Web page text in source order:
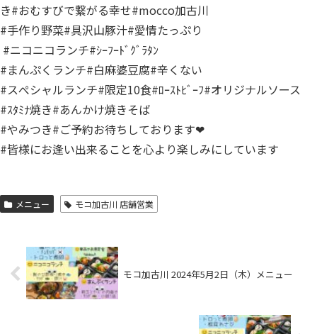
き#おむすびで繋がる幸せ#mocco加古川
#手作り野菜#具沢山豚汁#愛情たっぷり
⁡ #ニコニコランチ⁡⁡⁡#ｼｰﾌｰﾄﾞｸﾞﾗﾀﾝ
#まんぷくランチ#白麻婆豆腐#辛くない
#スぺシャルランチ#限定10食#ﾛｰｽﾄﾋﾞｰﾌ#オリジナルソース
#ｽﾀﾐﾅ焼き#あんかけ焼きそば
#やみつき#ご予約お待ちしております❤
#皆様にお逢い出来ることを心より楽しみにしています
メニュー モコ加古川 店舗営業
モコ加古川 2024年5月2日（木）メニュー